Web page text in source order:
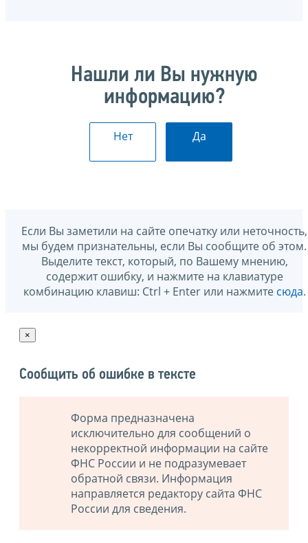
Нашли ли Вы нужную
информацию?
Нет Да
Если Вы заметили на сайте опечатку или неточность,
мы будем признательны, если Вы сообщите об этом.
Выделите текст, который, по Вашему мнению,
содержит ошибку, и нажмите на клавиатуре
комбинацию клавиш: Ctrl + Enter или нажмите сюда.
×
Сообщить об ошибке в тексте
Форма предназначена
исключительно для сообщений о
некорректной информации на сайте
ФНС России и не подразумевает
обратной связи. Информация
направляется редактору сайта ФНС
России для сведения.